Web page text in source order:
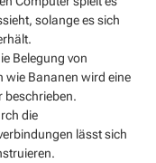
solange es sich
Belegung von
wie Bananen wird eine
beschrieben.
die
lässt sich